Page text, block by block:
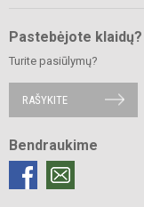
Pastebėjote klaidų?
Turite pasiūlymų?
RAŠYKITE
Bendraukime